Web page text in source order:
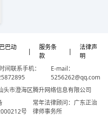
巴动
|
服务条
款
|
法律声
明
间联系手机：
E-mail：
5256262@qq.com
市澄海区腾升网络信息有限公司
号
常年法律顾问：广东正治
律师事务所